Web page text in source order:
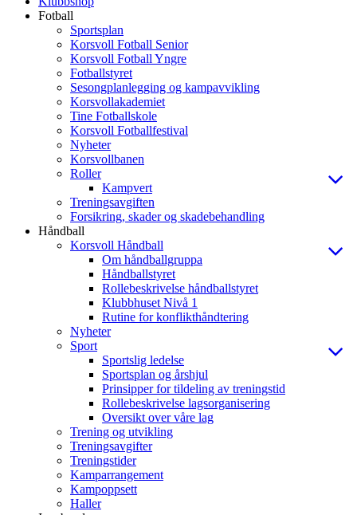
Fotball
Sportsplan
Korsvoll Fotball Senior
Korsvoll Fotball Yngre
Fotballstyret
Sesongplanlegging og kampavvikling
Korsvollakademiet
Tine Fotballskole
Korsvoll Fotballfestival
Nyheter
Korsvollbanen
Roller
Kampvert
Treningsavgiften
Forsikring, skader og skadebehandling
Håndball
Korsvoll Håndball
Om håndballgruppa
Håndballstyret
Rollebeskrivelse håndballstyret
Klubbhuset Nivå 1
Rutine for konflikthåndtering
Nyheter
Sport
Sportslig ledelse
Sportsplan og årshjul
Prinsipper for tildeling av treningstid
Rollebeskrivelse lagsorganisering
Oversikt over våre lag
Trening og utvikling
Treningsavgifter
Treningstider
Kamparrangement
Kampoppsett
Haller